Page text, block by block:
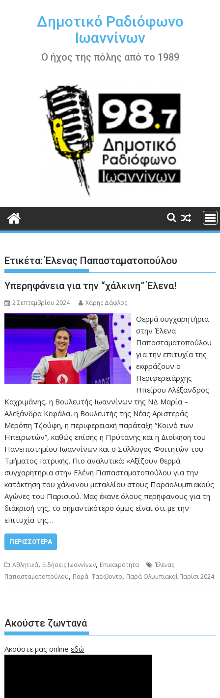
περιεχόμενοΔημοτικό Ραδιόφωνο
Ιωαννίνων
Ο ήχος της πόλης από το 1989
Ετικέτα:Έλενας Παπασταματοπούλου
Υπερηφάνεια για την “χάλκινη” Έλενα!
2 Σεπτεμβρίου 2024 Χάρης Δάφλος
Θερμά συγχαρητήρια
στην Έλενα
Παπασταματοπούλου
για την επιτυχία της
εκφράζουν ο
Περιφερειάρχης
Ηπείρου Αλέξανδρος
Καχριμάνης, η Βουλευτής Ιωαννίνων της ΝΔ Μαρία –
Αλεξάνδρα Κεφάλα, η Βουλευτής της Νέας Αριστεράς
Μερόπη Τζούφη, η περιφερειακή παράταξη “Κοινό των
Ηπειρωτών”, καθώς επίσης η Πρύτανης και η Διοίκηση του
Πανεπιστημίου Ιωαννίνων και ο Σύλλογος Φοιτητών του
Τμήματος Ιατρικής. Πιο αναλυτικά: «Αξίζουν θερμά
συγχαρητήρια στην Ελένη Παπασταματοπούλου για την
κατάκτηση του χάλκινου μεταλλίου στους Παραολυμπιακούς
Αγώνες του Παρισιού. Μας έκανε όλους περήφανους για τη
διάκρισή της, το σημαντικότερο όμως είναι ότι με την
επιτυχία της…
ΠΕΡΙΣΣΌΤΕΡΑ
Αθλητικά, Ειδήσεις Ιωαννίνων, Επικαιρότητα
Έλενας
Παπασταματοπούλου, Παρά -Ταεκβοντο, Παρά Ολυμπιακοί Παρίσι 2024
Ακούστε ζωντανά
Ακούστε μας onlineεδώ